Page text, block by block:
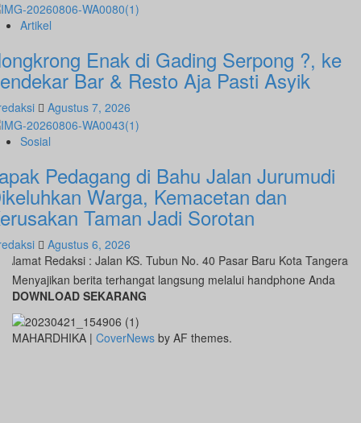
Artikel
Enak di Gading Serpong ?, ke
Bar & Resto Aja Pasti Asyik
Agustus 7, 2026
Sosial
Pedagang di Bahu Jalan Jurumudi
Warga, Kemacetan dan
Taman Jadi Sorotan
Agustus 6, 2026
Redaksi : Jalan KS. Tubun No. 40 Pasar Baru Kota Tangerang
Menyajikan berita terhangat langsung melalui handphone Anda
DOWNLOAD SEKARANG
MAHARDHIKA | CoverNews by AF themes.